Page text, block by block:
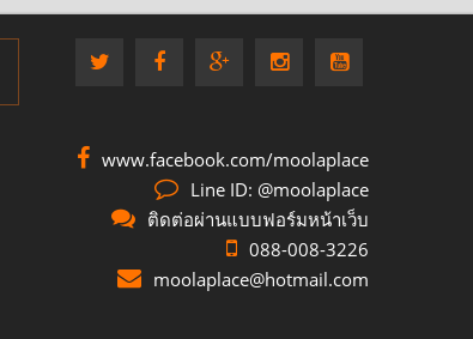
www.facebook.com/moolaplace
Line ID: @moolaplace
ติดต่อผ่านแบบฟอร์มหน้าเว็บ
088-008-3226
moolaplace@hotmail.com